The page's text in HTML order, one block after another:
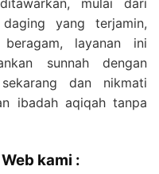
mulai dari
yang terjamin,
layanan ini
sunnah dengan
dan nikmati
ibadah aqiqah tanpa
kami :